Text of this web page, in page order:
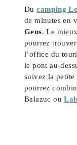
Ducamping
de minutes en
Gens. Le
pourrez
l’office du
le pont au-
suivez la
pourrez
Balazuc ou